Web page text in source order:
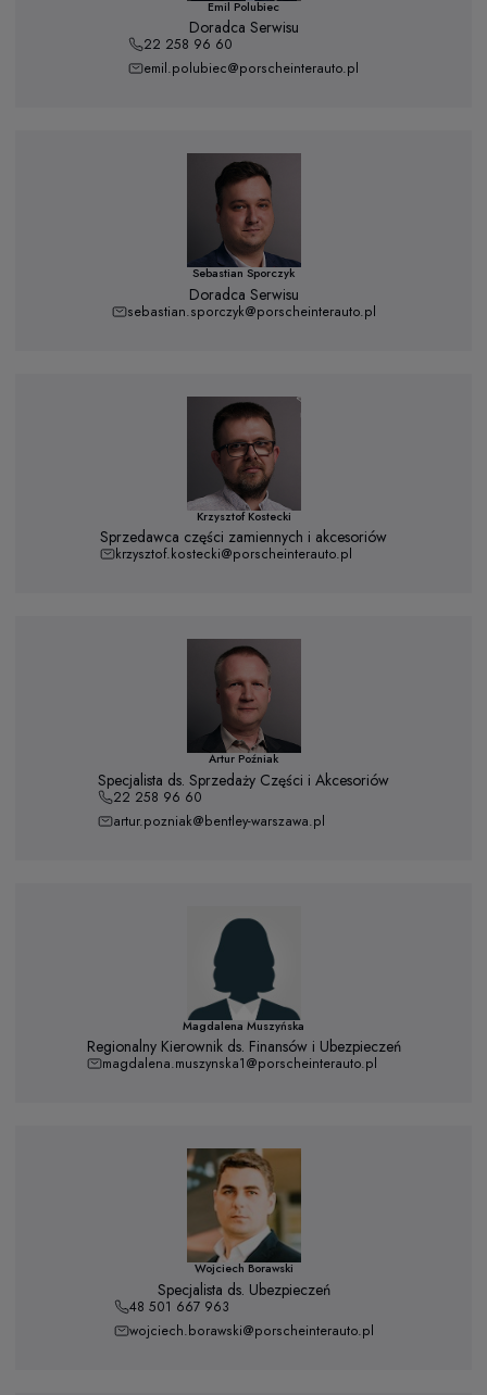
Emil Polubiec
Doradca Serwisu
22 258 96 60
emil.polubiec@porscheinterauto.pl
Sebastian Sporczyk
Doradca Serwisu
sebastian.sporczyk@porscheinterauto.pl
Krzysztof Kostecki
Sprzedawca części zamiennych i akcesoriów
krzysztof.kostecki@porscheinterauto.pl
Artur Poźniak
Specjalista ds. Sprzedaży Części i Akcesoriów
22 258 96 60
artur.pozniak@bentley-warszawa.pl
Magdalena Muszyńska
Regionalny Kierownik ds. Finansów i Ubezpieczeń
magdalena.muszynska1@porscheinterauto.pl
Wojciech Borawski
Specjalista ds. Ubezpieczeń
48 501 667 963
wojciech.borawski@porscheinterauto.pl